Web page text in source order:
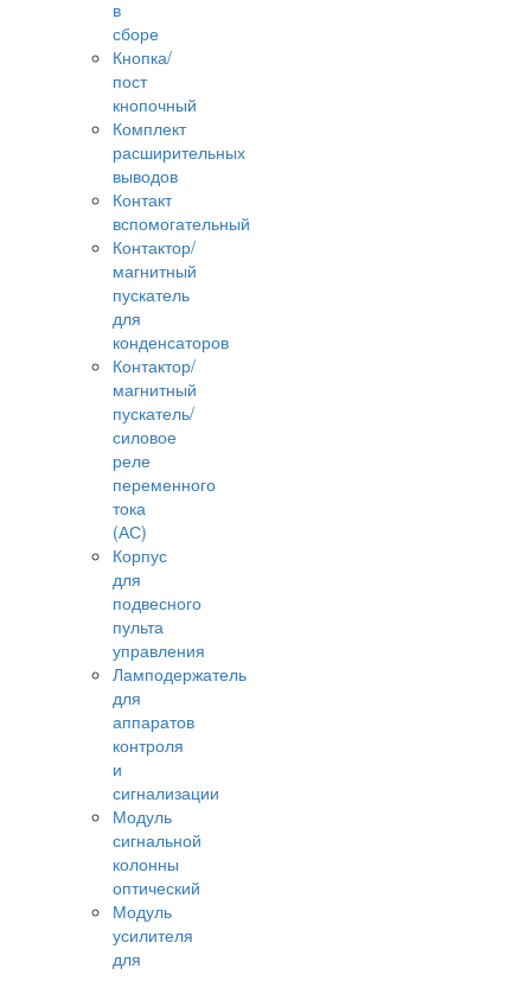
в
сборе
Кнопка/
пост
кнопочный
Комплект
расширительных
выводов
Контакт
вспомогательный
Контактор/
магнитный
пускатель
для
конденсаторов
Контактор/
магнитный
пускатель/
силовое
реле
переменного
тока
(АС)
Корпус
для
подвесного
пульта
управления
Ламподержатель
для
аппаратов
контроля
и
сигнализации
Модуль
сигнальной
колонны
оптический
Модуль
усилителя
для